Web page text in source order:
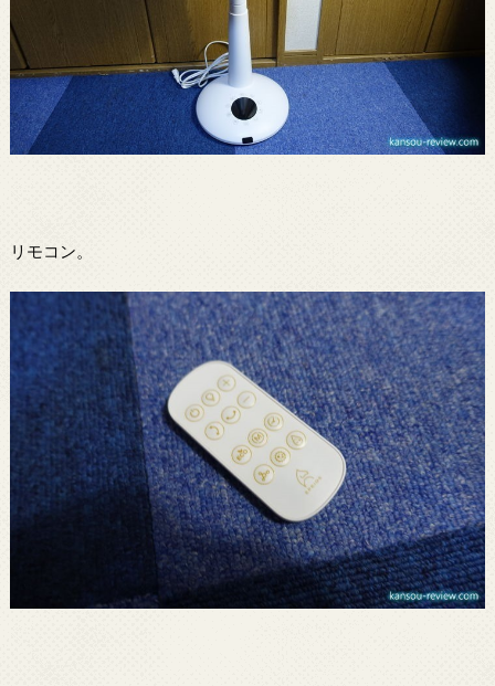
リモコン。